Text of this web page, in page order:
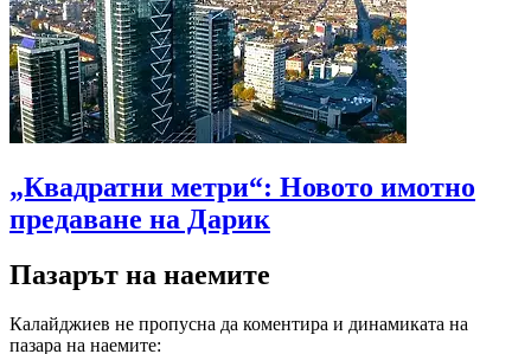
„Квадратни метри“: Новото имотно
предаване на Дарик
Пазарът на наемите
Калайджиев не пропусна да коментира и динамиката на
пазара на наемите: